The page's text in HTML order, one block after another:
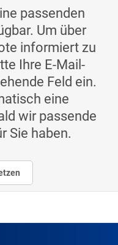
passenden
Um über
informiert zu
Ihre E-Mail-
Feld ein.
eine
wir passende
Sie haben.